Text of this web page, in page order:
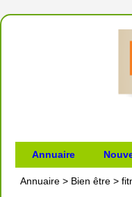
Annuaire
Annuaire > Bien être >